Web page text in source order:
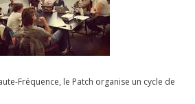
Fréquence, le Patch organise un cycle de